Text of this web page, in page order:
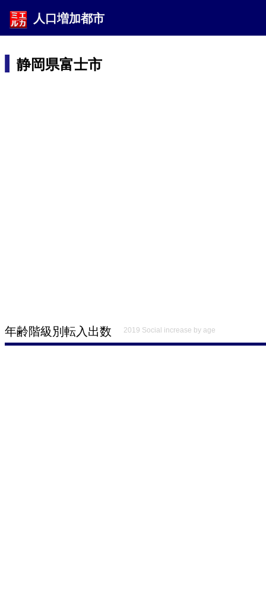
人口増加都市
静岡県富士市
年齢階級別転入出数 2019 Social increase by age